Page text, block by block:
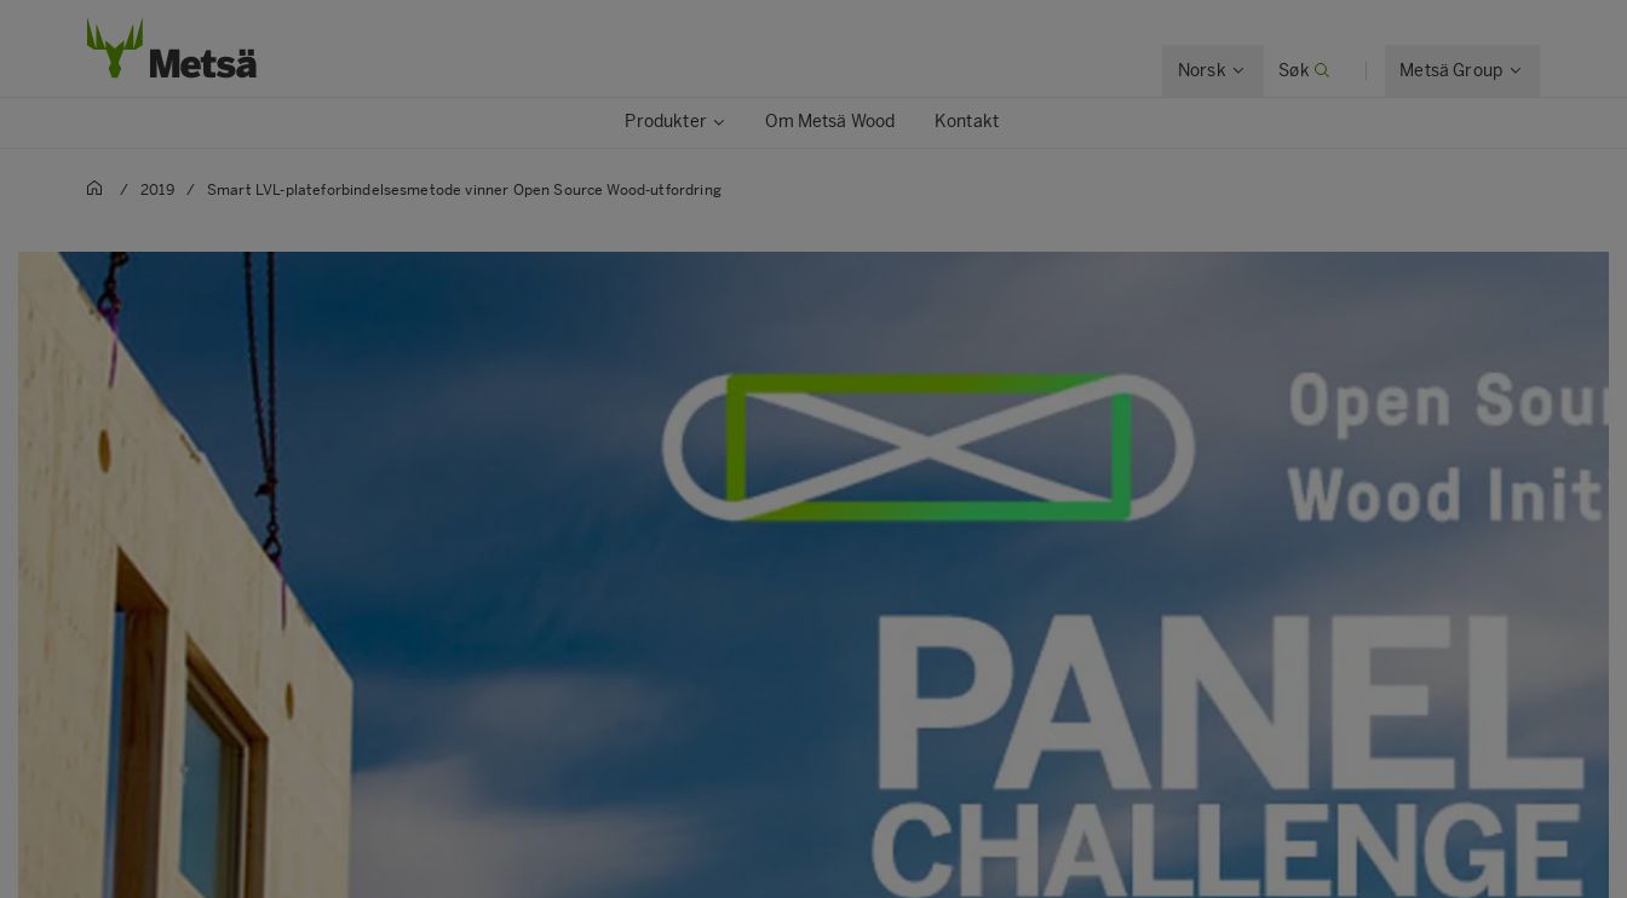
Norsk Søk Metsä Group
Produkter Om Metsä Wood Kontakt
/ 2019 / Smart LVL-plateforbindelsesmetode vinner Open Source Wood-utfordring